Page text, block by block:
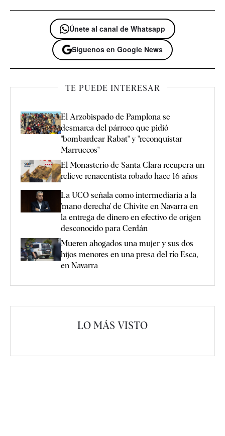
Únete al canal de Whatsapp
Síguenos en Google News
TE PUEDE INTERESAR
El Arzobispado de Pamplona se
desmarca del párroco que pidió
"bombardear Rabat" y "reconquistar
Marruecos"
El Monasterio de Santa Clara recupera un
relieve renacentista robado hace 16 años
La UCO señala como intermediaria a la
'mano derecha' de Chivite en Navarra en
la entrega de dinero en efectivo de origen
desconocido para Cerdán
Mueren ahogados una mujer y sus dos
hijos menores en una presa del río Esca,
en Navarra
LO MÁS VISTO